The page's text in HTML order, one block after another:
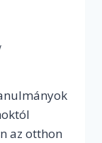
az otthon